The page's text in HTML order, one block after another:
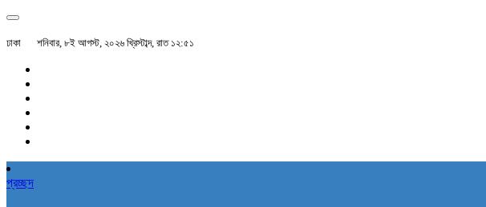
ঢাকা শনিবার, ৮ই আগস্ট, ২০২৬ খ্রিস্টাব্দ, রাত ১২:৫১
প্রচ্ছদ